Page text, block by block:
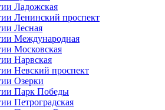
Ладожская
Ленинский проспект
Лесная
Международная
Московская
Нарвская
Невский проспект
Озерки
Парк Победы
Петроградская